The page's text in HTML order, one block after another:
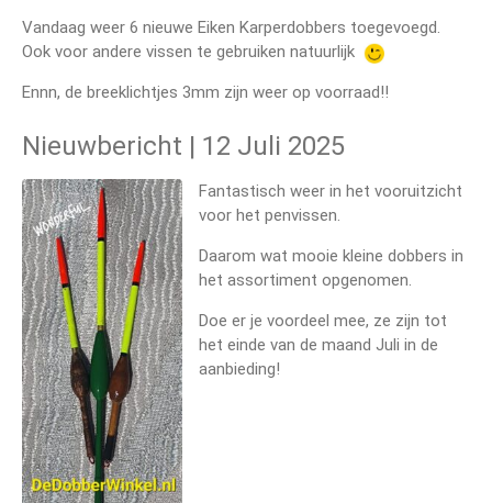
Vandaag weer 6 nieuwe Eiken Karperdobbers toegevoegd.
Ook voor andere vissen te gebruiken natuurlijk
Ennn, de breeklichtjes 3mm zijn weer op voorraad!!
Nieuwbericht | 12 Juli 2025
Fantastisch weer in het vooruitzicht
voor het penvissen.
Daarom wat mooie kleine dobbers in
het assortiment opgenomen.
Doe er je voordeel mee, ze zijn tot
het einde van de maand Juli in de
aanbieding!